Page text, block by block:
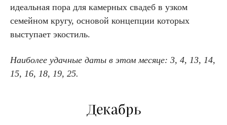
идеальная пора для камерных свадеб в узком
семейном кругу, основой концепции которых
выступает экостиль.
Наиболее удачные даты в этом месяце: 3, 4, 13, 14,
15, 16, 18, 19, 25.
Декабрь